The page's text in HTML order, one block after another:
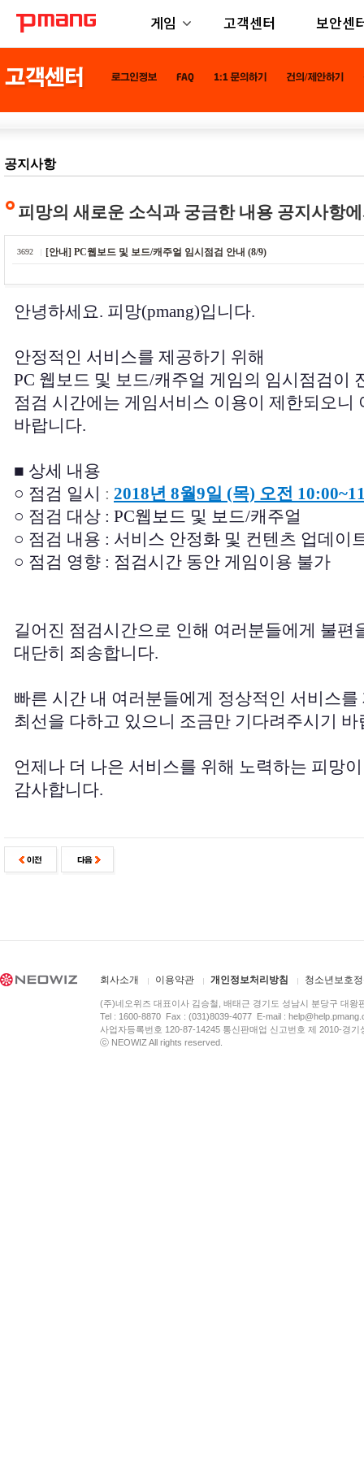
게임 고객센터 보안센
공지사항
피망의 새로운 소식과 궁금한 내용 공지사항
3692 [안내] PC웹보드 및 보드/캐주얼 임시점검 안내 (8/9)
안녕하세요. 피망(pmang)입니다.
안정적인 서비스를 제공하기 위해
PC 웹보드 및 보드/캐주얼 게임의 임시점검이
점검 시간에는 게임서비스 이용이 제한되오니
바랍니다.
■ 상세 내용
○ 점검 일시 : 2018년 8월9일 (목) 오전
○ 점검 대상 : PC웹보드 및 보드/캐주얼
○ 점검 내용 : 서비스 안정화 및 컨텐츠 업데이
○ 점검 영향 : 점검시간 동안 게임이용 불가
길어진 점검시간으로 인해 여러분들에게 불편
대단히 죄송합니다.
빠른 시간 내 여러분들에게 정상적인 서비스
최선을 다하고 있으니 조금만 기다려주시기 바
언제나 더 나은 서비스를 위해 노력하는 피망
감사합니다.
회사소개 이용약관 개인정보처리방침 청소년보호
(주)네오위즈 대표이사 김승철, 배태근 경기도 성남시 분당구 대왕
Tel : 1600-8870 Fax : (031)8039-4077 E-mail :
사업자등록번호 120-87-14245 통신판매업 신고번호 제 2010-경
ⓒ NEOWIZ All rights reserved.